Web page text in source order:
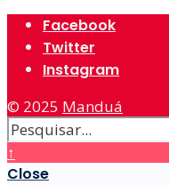
Facebook
Twitter
Instagram
© 2025 Manduá
↑
Close